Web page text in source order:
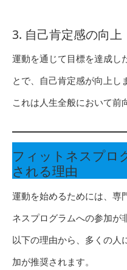
3. 自己肯定感の向上
運動を通じて目標を達成し
とで、自己肯定感が向上し
これは人生全般において前
フィットネスプロ
される理由
運動を始めるためには、専
ネスプログラムへの参加が
以下の理由から、多くの人
加が推奨されます。